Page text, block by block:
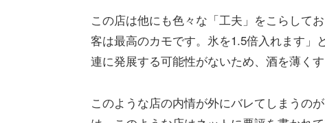
この店は他にも色々な「工夫」をこらして
客は最高のカモです。氷を1.5倍入れます」
連に発展する可能性がないため、酒を薄く
このような店の内情が外にバレてしまうの